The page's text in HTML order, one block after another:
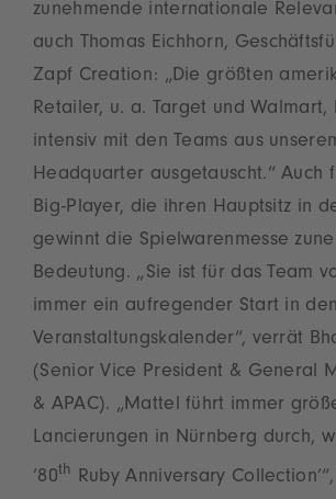
zunehmende internationale
auch Thomas Eichhorn,
Zapf Creation: „Die größten
Retailer, u. a. Target und Walmart,
intensiv mit den Teams aus
Headquarter ausgetauscht.“ Auch
Big-Player, die ihren Hauptsitz in
gewinnt die Spielwarenmesse
Bedeutung. „Sie ist für das Team
immer ein aufregender Start in den
Veranstaltungskalender“, verrät
(Senior Vice President & General
& APAC). „Mattel führt immer
Lancierungen in Nürnberg durch,
‘80th Ruby Anniversary